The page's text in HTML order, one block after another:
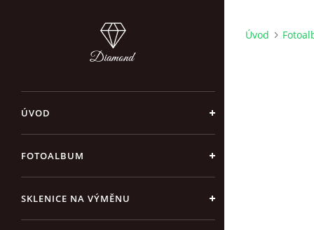
ÚVOD
FOTOALBUM
SKLENICE NA VÝMĚNU
Úvod